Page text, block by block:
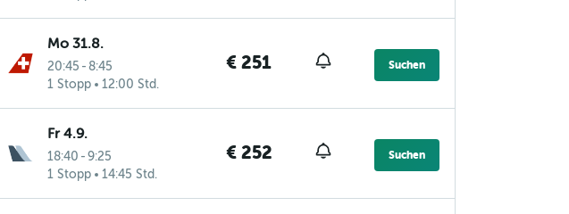
Mo 31.8.
20:45 - 8:45
1 Stopp
12:00 Std.
€ 251 Suchen
Fr 4.9.
18:40 - 9:25
1 Stopp
14:45 Std.
€ 252 Suchen